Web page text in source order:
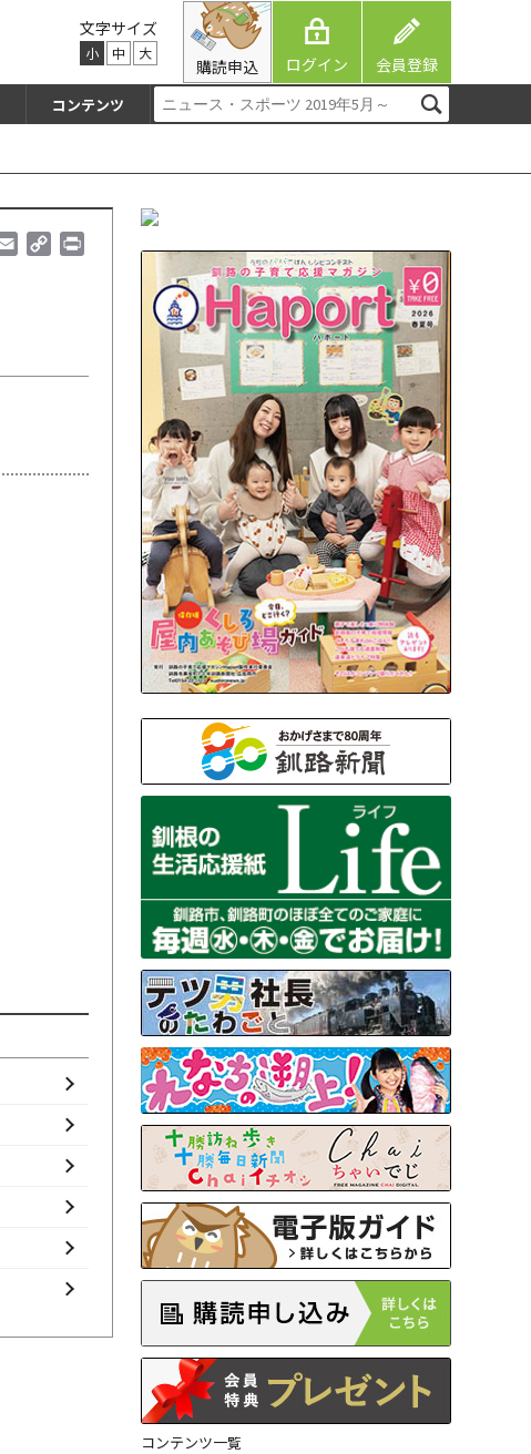
文字サイズ
小 中 大
購読申込 ログイン 会員登録
コンテンツ
コンテンツ一覧